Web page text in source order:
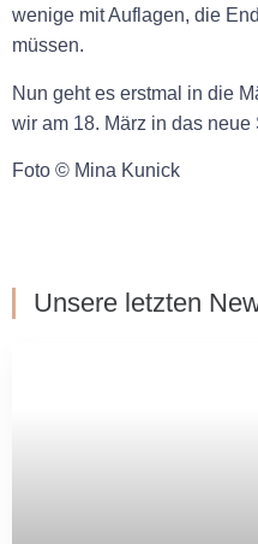
wenige mit Auflagen, die
müssen.
Nun geht es erstmal in die
wir ‪am 18. März‬ in das neue
Foto © Mina Kunick
Unsere letzten